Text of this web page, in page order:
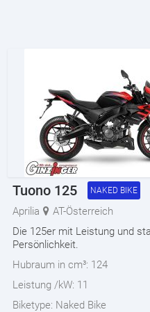
Tuono 125 NAKED BIKE
Aprilia
AT-Österreich
Die 125er mit Leistung und
Persönlichkeit.
Hubraum in cm³: 124
Leistung /kW: 11
Biketype: Naked Bike